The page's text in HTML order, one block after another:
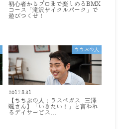
初心者からプロまで楽しめるBMX
コース「滝沢サイクルパーク」で
遊びつくせ！
ちちぶの人
2017.8.31
【ちちぶの人：ラスベガス 三澤
颯さん】「いきたい！」と言われ
るデイサービス…